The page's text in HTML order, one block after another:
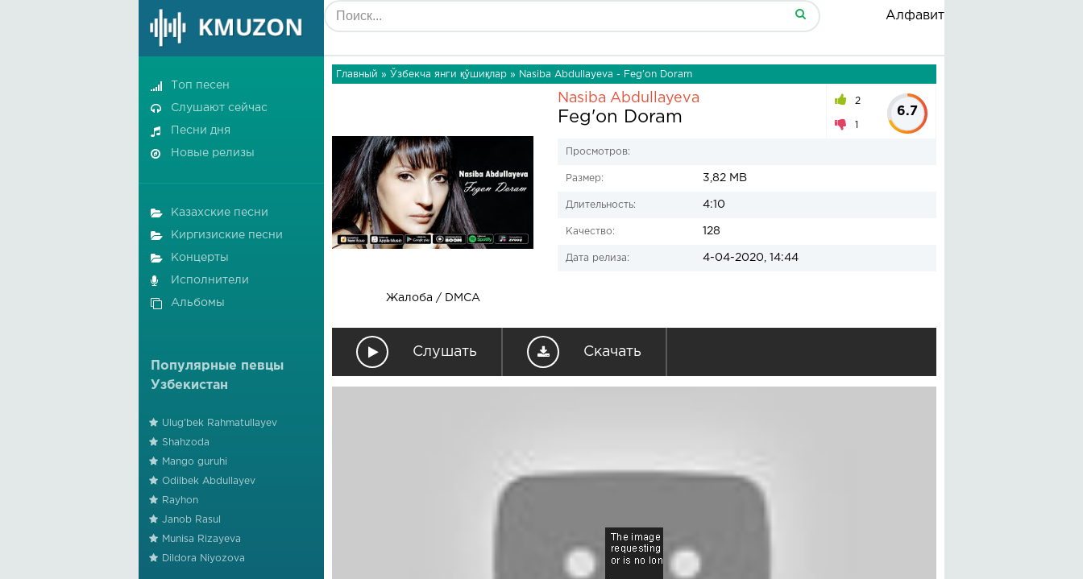
Алфавит
Главный » Ўзбекча янги қўшиқлар » Nasiba Abdullayeva - Feg'on Doram
Жалоба / DMCA
Nasiba Abdullayeva
Feg'on Doram
2
1
6.7
Просмотров:
Размер: 3,82 MB
Длительность: 4:10
Качество: 128
Дата релиза: 4-04-2020, 14:44
Слушать Скачать
Топ песен
Слушают сейчас
Песни дня
Новые релизы
Казахские песни
Киргизиские песни
Концерты
Исполнители
Альбомы
Популярные певцы
Узбекистан
Ulug'bek Rahmatullayev
Shahzoda
Mango guruhi
Odilbek Abdullayev
Rayhon
Janob Rasul
Munisa Rizayeva
Dildora Niyozova